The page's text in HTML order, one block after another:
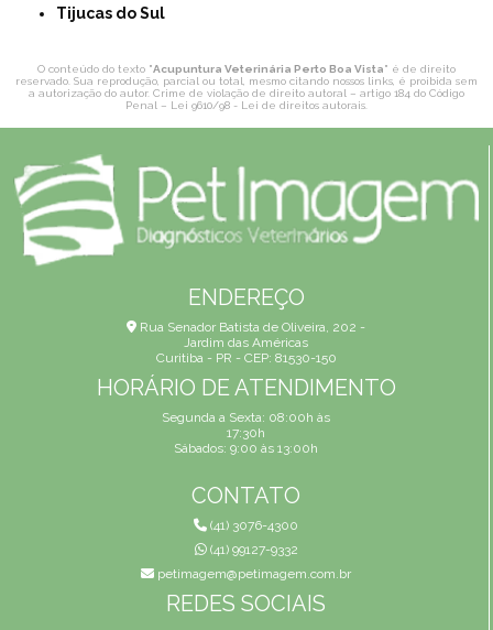
Tijucas do Sul
O conteúdo do texto "Acupuntura Veterinária Perto Boa Vista" é de direito
reservado. Sua reprodução, parcial ou total, mesmo citando nossos links, é proibida sem
a autorização do autor. Crime de violação de direito autoral – artigo 184 do Código
Penal – Lei 9610/98 - Lei de direitos autorais
ENDEREÇO
Rua Senador Batista de Oliveira, 202 -
Jardim das Américas
Curitiba - PR - CEP: 81530-150
HORÁRIO DE ATENDIMENTO
Segunda a Sexta: 08:00h às
17:30h
Sábados: 9:00 às 13:00h
CONTATO
(41) 3076-4300
(41) 99127-9332
petimagem@petimagem.com.br
REDES SOCIAIS